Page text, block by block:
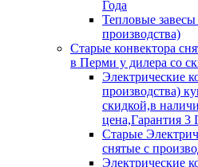
Года
Тепловые
производства)
Старые конвектора
в Перми у дилера со
Электрические
производства)
скидкой,в
цена,Гарантия 3
Старые
снятые с
Электрические